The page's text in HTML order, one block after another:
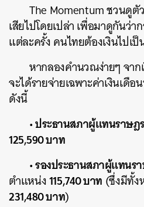
The Momentum ชวนดูตั
เสียไปโดยเปล่า เพื่อมาดูกันว่า
แต่ละครั้ง คนไทยต้องเงินไปเ
หากลองคำนวณง่ายๆ จา
จะได้รายจ่ายเฉพาะค่าเงินเดื
ดังนี้
• ประธานสภาผู้แทนราษฎ
125,590 บาท
• รองประธานสภาผู้แทนร
ตำแหน่ง115,740 บาท (ซึ่งมีทั้
231,480 บาท)